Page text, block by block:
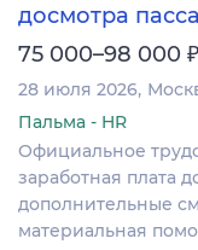
досмотра
75 000–98 000 ₽
28 июля 2026
Пальма - HR
Официальное
заработная плата
дополнительные
материальная